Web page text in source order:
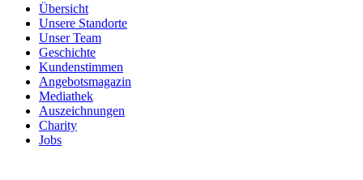
Übersicht
Unsere Standorte
Unser Team
Geschichte
Kundenstimmen
Angebotsmagazin
Mediathek
Auszeichnungen
Charity
Jobs